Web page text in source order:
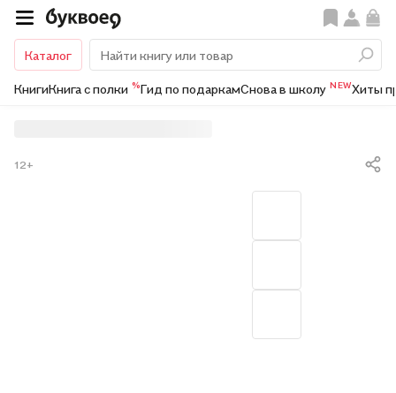
Каталог
КнигиКнига с полки %Гид по подаркамСнова в школу NEWХиты
12+